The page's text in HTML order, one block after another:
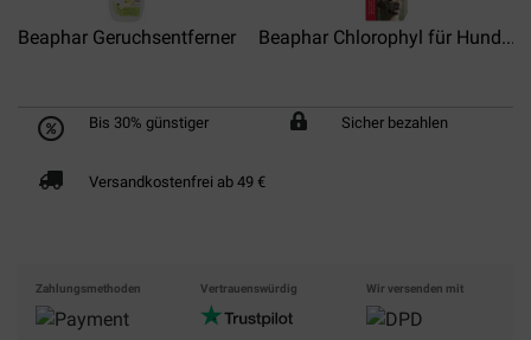
Beaphar Geruchsentferner Beaphar Chlorophyl für Hund...
Bis 30% günstiger Sicher bezahlen
Versandkostenfrei ab 49 €
Zahlungsmethoden Vertrauenswürdig Wir versenden mit